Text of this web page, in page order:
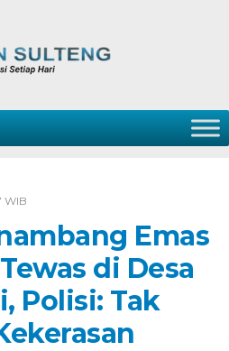
WIB
Emas
di Desa
Polisi: Tak